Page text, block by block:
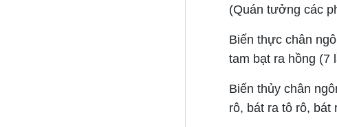
(Quán tưởng các
Biến thực chân
tam bạt ra hồng (7
Biến thủy chân
rô, bát ra tô rô, bát